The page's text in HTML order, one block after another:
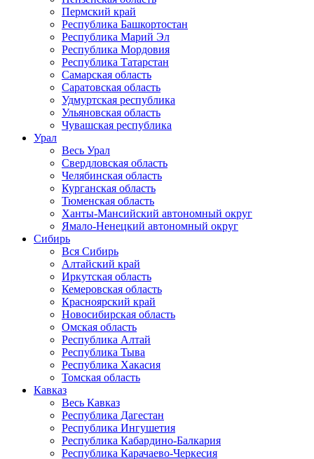
Пермский край
Республика Башкортостан
Республика Марий Эл
Республика Мордовия
Республика Татарстан
Самарская область
Саратовская область
Удмуртская республика
Ульяновская область
Чувашская республика
Урал
Весь Урал
Свердловская область
Челябинская область
Курганская область
Тюменская область
Ханты-Мансийский автономный округ
Ямало-Ненецкий автономный округ
Сибирь
Вся Сибирь
Алтайский край
Иркутская область
Кемеровская область
Красноярский край
Новосибирская область
Омская область
Республика Алтай
Республика Тыва
Республика Хакасия
Томская область
Кавказ
Весь Кавказ
Республика Дагестан
Республика Ингушетия
Республика Кабардино-Балкария
Республика Карачаево-Черкесия